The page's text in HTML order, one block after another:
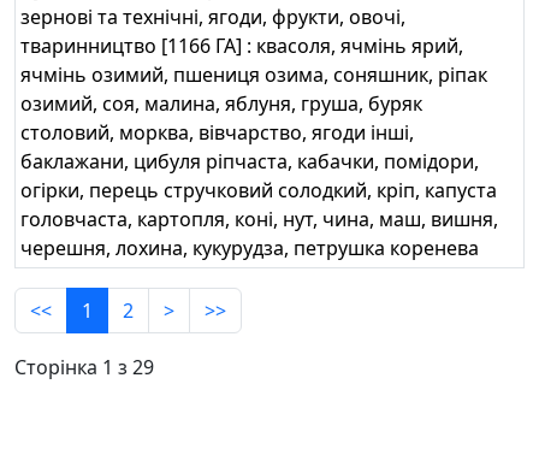
зернові та технічні, ягоди, фрукти, овочі,
тваринництво [1166 ГА] : квасоля, ячмінь ярий,
ячмінь озимий, пшениця озима, соняшник, ріпак
озимий, соя, малина, яблуня, груша, буряк
столовий, морква, вівчарство, ягоди інші,
баклажани, цибуля ріпчаста, кабачки, помідори,
огірки, перець стручковий солодкий, кріп, капуста
головчаста, картопля, коні, нут, чина, маш, вишня,
черешня, лохина, кукурудза, петрушка коренева
<< 1 2 > >>
Сторінка 1 з 29